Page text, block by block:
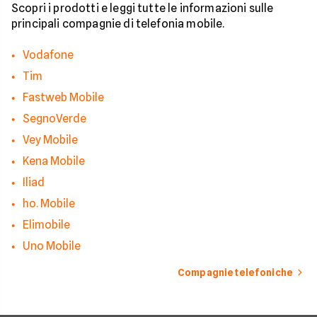
strumenti giusti per
bloccare finalmente
contatti
Scopri i prodotti e leggi tutte le informazioni sulle
principali compagnie di telefonia mobile.
Vodafone
Tim
Fastweb Mobile
SegnoVerde
Vey Mobile
Kena Mobile
Iliad
ho. Mobile
Elimobile
Uno Mobile
Compagnie telefoniche